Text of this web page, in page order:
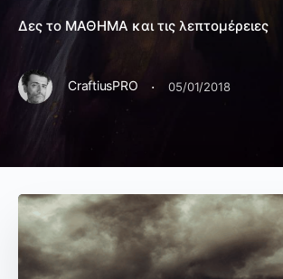
Δες το ΜΑΘΗΜΑ και τις λεπτομέρειες
CraftiusPRO · 05/01/2018